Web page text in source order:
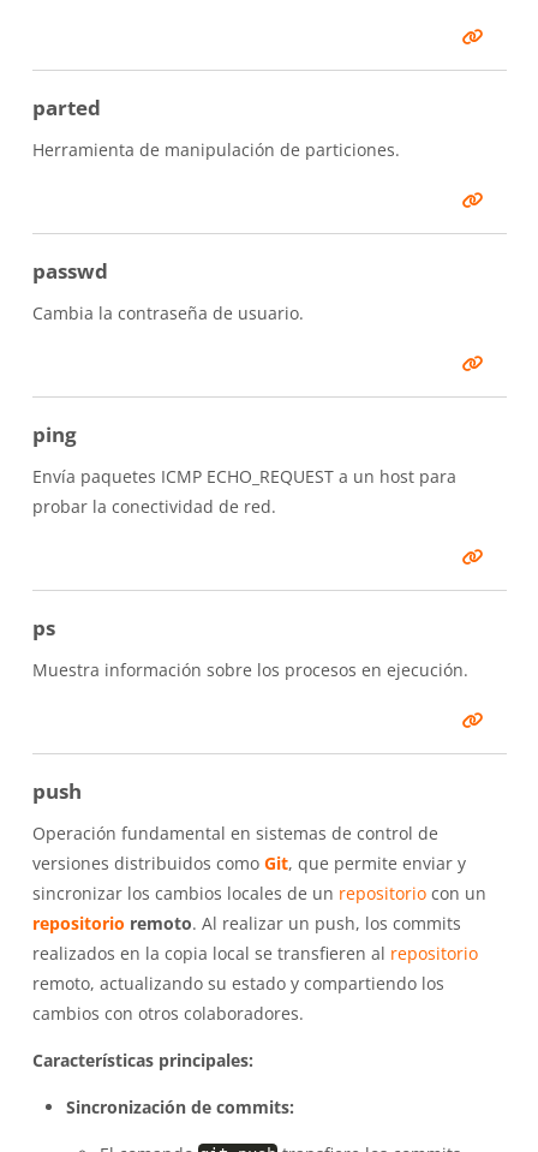
parted
Herramienta de manipulación de particiones.
passwd
Cambia la contraseña de usuario.
ping
Envía paquetes ICMP ECHO_REQUEST a un host para
probar la conectividad de red.
ps
Muestra información sobre los procesos en ejecución.
push
Operación fundamental en sistemas de control de
versiones distribuidos como Git, que permite enviar y
sincronizar los cambios locales de un repositoriocon un
repositorio remoto. Al realizar un push, los commits
realizados en la copia local se transfieren al repositorio
remoto, actualizando su estado y compartiendo los
cambios con otros colaboradores.
Características principales:
Sincronización de commits: